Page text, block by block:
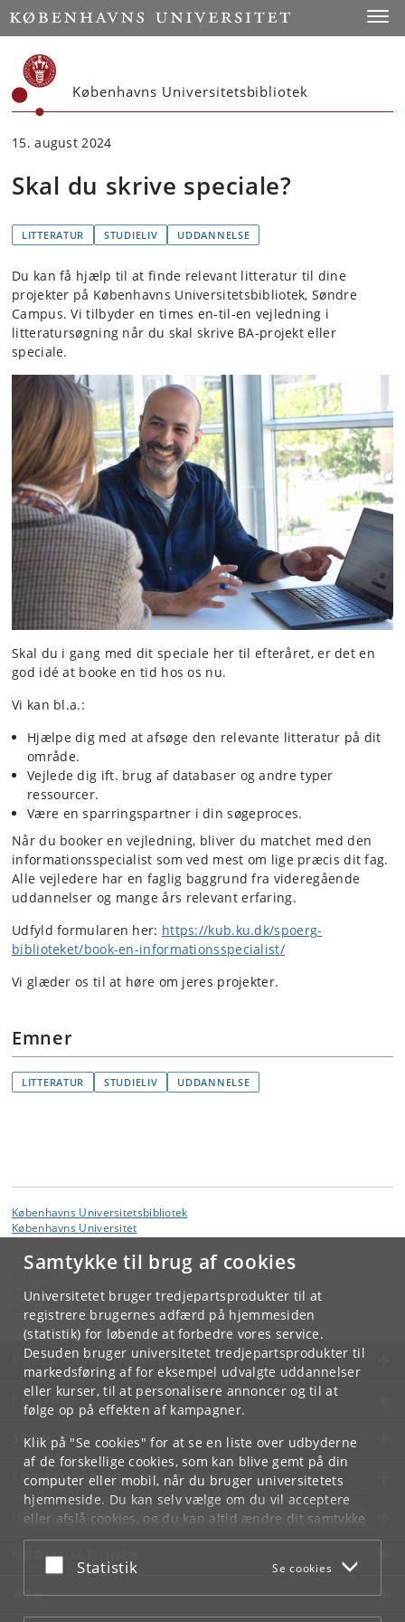
Samtykke til brug af cookies
Universitetet bruger tredjepartsprodukter til at
registrere brugernes adfærd på hjemmesiden
(statistik) for løbende at forbedre vores service.
Desuden bruger universitetet tredjepartsprodukter til
markedsføring af for eksempel udvalgte uddannelser
eller kurser, til at personalisere annoncer og til at
følge op på effekten af kampagner.
Klik på "Se cookies" for at se en liste over udbyderne
af de forskellige cookies, som kan blive gemt på din
computer eller mobil, når du bruger universitetets
hjemmeside. Du kan selv vælge om du vil acceptere
eller afslå cookies, og du kan altid ændre dit samtykke
underCookie- og privatlivspolitiksom du finder i
bunden af hver side.
Acceptér eller afslå
Statistik Se cookies
Start
Københavns Universitetsbibliotek
15. august 2024
Skal du skrive speciale?
LITTERATUR STUDIELIV UDDANNELSE
Du kan få hjælp til at finde relevant litteratur til dine
projekter på Københavns Universitetsbibliotek, Søndre
Campus. Vi tilbyder en times en-til-en vejledning i
litteratursøgning når du skal skrive BA-projekt eller
speciale.
Skal du i gang med dit speciale her til efteråret, er det en
god idé at booke en tid hos os nu.
​Vi kan bl.a.:
Hjælpe dig med at afsøge den relevante litteratur på dit
område.
Vejlede dig ift. brug af databaser og andre typer
ressourcer.
Være en sparringspartner i din søgeproces.
Når du booker en vejledning, bliver du matchet med den
informationsspecialist som ved mest om lige præcis dit fag.
Alle vejledere har en faglig baggrund fra videregående
uddannelser og mange års relevant erfaring.
Udfyld formularen her: https://kub.ku.dk/spoerg-
biblioteket/book-en-informationsspecialist/​
Vi glæder os til at høre om jeres projekter.
Emner
LITTERATUR STUDIELIV UDDANNELSE
Københavns Universitetsbibliotek
Københavns Universitet
Sara Pors Jepsen
KØBENHAVNS UNIVERSITET
KONTAKT
SERVICES
FOR STUDERENDE OG ANSATTE
JOB OG KARRIERE
NØDSITUATIONER
WEB